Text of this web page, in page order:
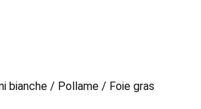
bianche / Pollame / Foie gras